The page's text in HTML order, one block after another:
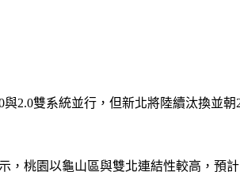
2.0雙系統並行，但新北將陸續汰換並
桃園以龜山區與雙北連結性較高，預